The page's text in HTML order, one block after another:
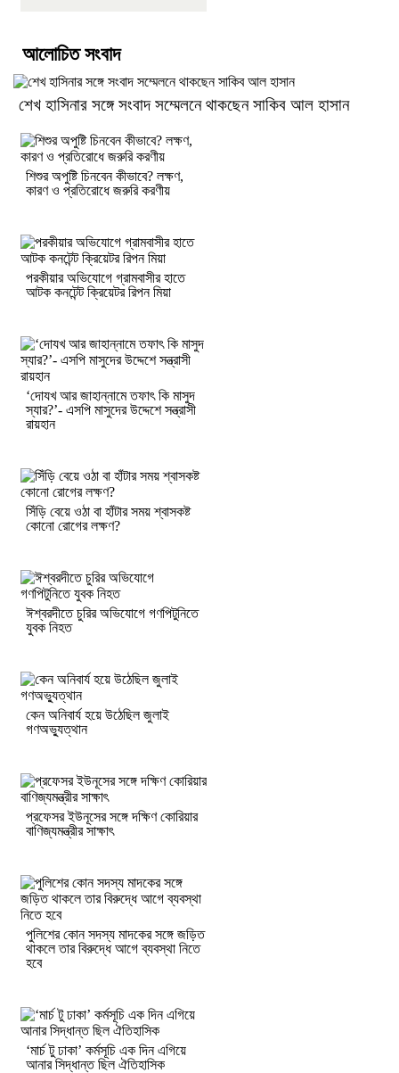
আলোচিত সংবাদ
শেখ হাসিনার সঙ্গে সংবাদ সম্মেলনে থাকছেন সাকিব আল হাসান
শিশুর অপুষ্টি চিনবেন কীভাবে? লক্ষণ,
কারণ ও প্রতিরোধে জরুরি করণীয়
পরকীয়ার অভিযোগে গ্রামবাসীর হাতে
আটক কনটেন্ট ক্রিয়েটর রিপন মিয়া
‘দোযখ আর জাহান্নামে তফাৎ কি মাসুদ
স্যার?’- এসপি মাসুদের উদ্দেশে সন্ত্রাসী
রায়হান
সিঁড়ি বেয়ে ওঠা বা হাঁটার সময় শ্বাসকষ্ট
কোনো রোগের লক্ষণ?
ঈশ্বরদীতে চুরির অভিযোগে গণপিটুনিতে
যুবক নিহত
কেন অনিবার্য হয়ে উঠেছিল জুলাই
গণঅভ্যুত্থান
প্রফেসর ইউনূসের সঙ্গে দক্ষিণ কোরিয়ার
বাণিজ্যমন্ত্রীর সাক্ষাৎ
পুলিশের কোন সদস্য মাদকের সঙ্গে জড়িত
থাকলে তার বিরুদ্ধে আগে ব্যবস্থা নিতে
হবে
‘মার্চ টু ঢাকা’ কর্মসূচি এক দিন এগিয়ে
আনার সিদ্ধান্ত ছিল ঐতিহাসিক